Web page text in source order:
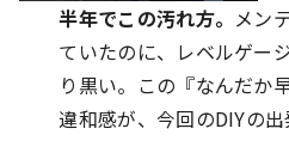
半年でこの汚れ方。 メン
ていたのに、レベルゲー
り黒い。この『なんだか
違和感が、今回のDIYの出